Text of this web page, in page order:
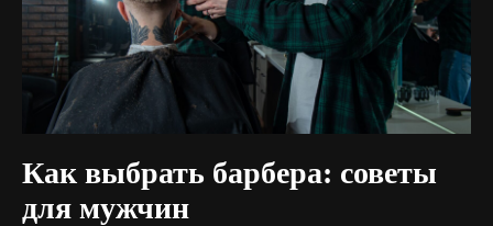
Как выбрать барбера: советы
для мужчин